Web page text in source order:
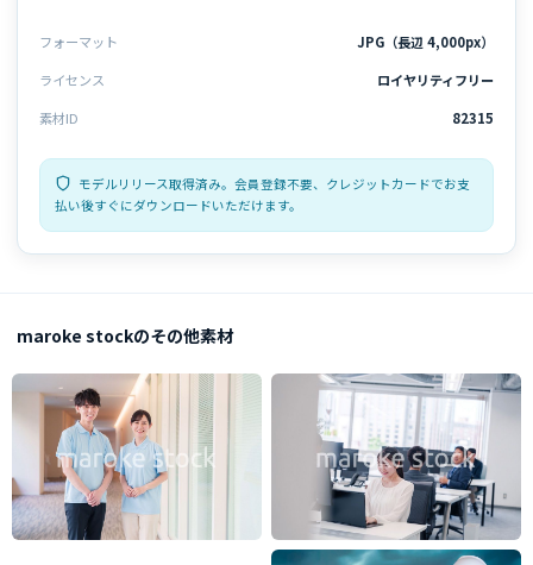
フォーマット
JPG（長辺 4,000px）
ライセンス
ロイヤリティフリー
素材ID
82315
モデルリリース取得済み。会員登録不要、クレジットカードでお支
払い後すぐにダウンロードいただけます。
maroke stockのその他素材